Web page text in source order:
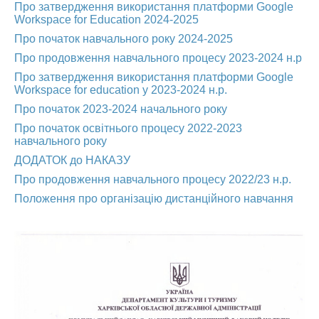
БІБЛІОТЕКА, ФОНОТЕКА
МИСТЕЦЬКА ШКОЛА ПРИ ХМФК
Про затвердження використання платформи Google
Workspace for Education 2024-2025
Про початок навчального року 2024-2025
Про продовження навчального процесу 2023-2024 н.р
Про затвердження використання платформи Google
Workspace for education у 2023-2024 н.р.
Про початок 2023-2024 начального року
Про початок освітнього процесу 2022-2023
навчального року
ДОДАТОК до НАКАЗУ
Про продовження навчального процесу 2022/23 н.р.
Положення про організацію дистанційного навчання